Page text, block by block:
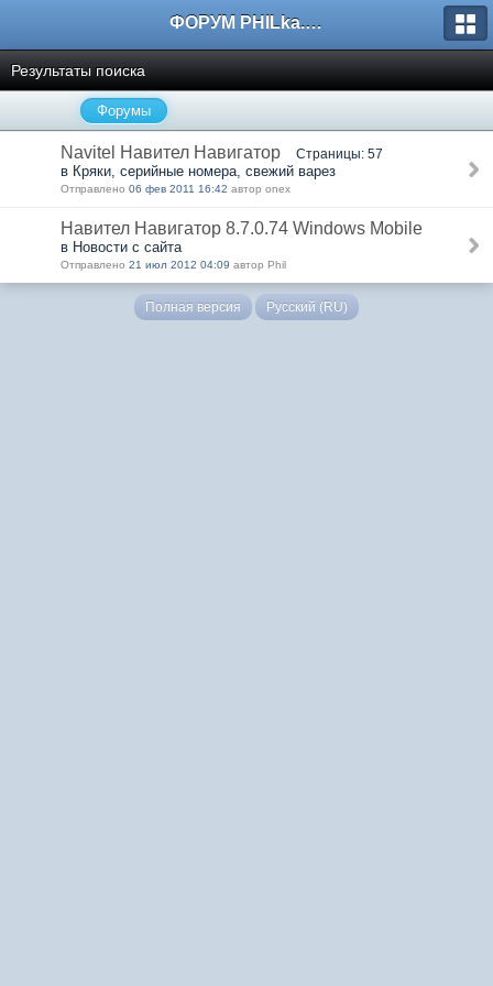
ФОРУМ PHILka.RU
Результаты поиска
Форумы
Navitel Навител Навигатор Страницы: 57
в Кряки, серийные номера, свежий варез
Отправлено 06 фев 2011 16:42 автор onex
Навител Навигатор 8.7.0.74 Windows Mobile
в Новости с сайта
Отправлено 21 июл 2012 04:09 автор Phil
Полная версия Русский (RU)